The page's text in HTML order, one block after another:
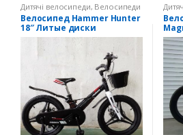
Дитячі велосипеди, Велосипеди
18" зріст 110-130 см
Велосипед Hammer Hunter
18″ Литые диски
18"